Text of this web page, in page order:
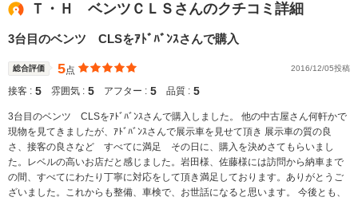
Ｔ・Ｈ ベンツＣＬＳさんのクチコミ詳細
3台目のベンツ CLSをｱﾄﾞﾊﾞﾝｽさんで購入
総合評価 5点 2016/12/05投稿
接客 : 5 雰囲気 : 5 アフター : 5 品質 : 5
3台目のベンツ CLSをｱﾄﾞﾊﾞﾝｽさんで購入しました。 他の中古屋さん何軒かで
現物を見てきましたが、ｱﾄﾞﾊﾞﾝｽさんで展示車を見せて頂き 展示車の質の良
さ、接客の良さなど すべてに満足 その日に、購入を決めさてもらいまし
た。レベルの高いお店だと感じました。岩田様、佐藤様には訪問から納車まで
の間、すべてにわたり丁寧に対応をして頂き満足しております。ありがとうご
ざいました。これからも整備、車検で、お世話になると思います。 今後とも、